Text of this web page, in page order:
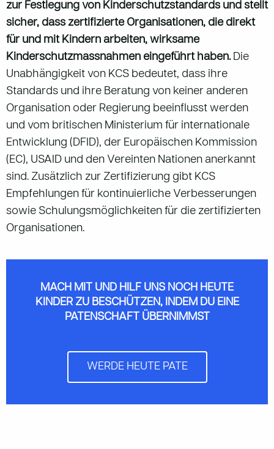
zur Festlegung von Kinderschutzstandards und stellt
sicher, dass zertifizierte Organisationen, die direkt
für und mit Kindern arbeiten, wirksame
Kinderschutzmassnahmen eingeführt haben.Die
Unabhängigkeit von KCS bedeutet, dass ihre
Standards und ihre Beratung von keiner anderen
Organisation oder Regierung beeinflusst werden
und vom britischen Ministerium für internationale
Entwicklung (DFID), der Europäischen Kommission
(EC), USAID und den Vereinten Nationen anerkannt
sind. Zusätzlich zur Zertifizierung gibt KCS
Empfehlungen für kontinuierliche Verbesserungen
sowie Schulungsmöglichkeiten für die zertifizierten
Organisationen.
MACH MIT UND HILF UNS NOCH HEUTE
KINDER ZU BESCHÜTZEN, INDEM DU EINE
PATENSCHAFT ÜBERNIMMST
WERDE HEUTE PATE